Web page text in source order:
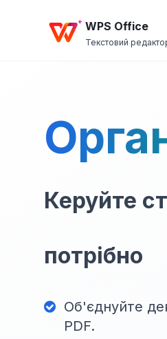
WPS Office
Текстовий
Керуйте
потрібно
Об'єднуйте
PDF.